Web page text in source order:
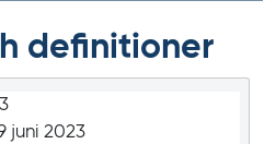
definitioner
juni 2023